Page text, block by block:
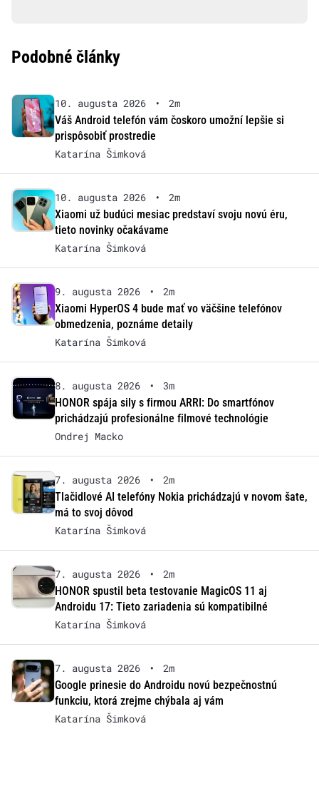
Podobné články
10. augusta 2026 •
2m
Váš Android telefón vám čoskoro umožní lepšie si
prispôsobiť prostredie
Katarína Šimková
10. augusta 2026 •
2m
Xiaomi už budúci mesiac predstaví svoju novú éru,
tieto novinky očakávame
Katarína Šimková
9. augusta 2026 •
2m
Xiaomi HyperOS 4 bude mať vo väčšine telefónov
obmedzenia, poznáme detaily
Katarína Šimková
8. augusta 2026 •
3m
HONOR spája sily s firmou ARRI: Do smartfónov
prichádzajú profesionálne filmové technológie
Ondrej Macko
7. augusta 2026 •
2m
Tlačidlové AI telefóny Nokia prichádzajú v novom šate,
má to svoj dôvod
Katarína Šimková
7. augusta 2026 •
2m
HONOR spustil beta testovanie MagicOS 11 aj
Androidu 17: Tieto zariadenia sú kompatibilné
Katarína Šimková
7. augusta 2026 •
2m
Google prinesie do Androidu novú bezpečnostnú
funkciu, ktorá zrejme chýbala aj vám
Katarína Šimková